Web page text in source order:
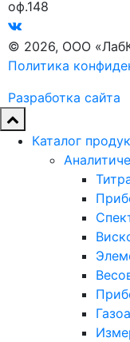
оф.148
© 2026, ООО
Политика
Разработка сайта
Каталог